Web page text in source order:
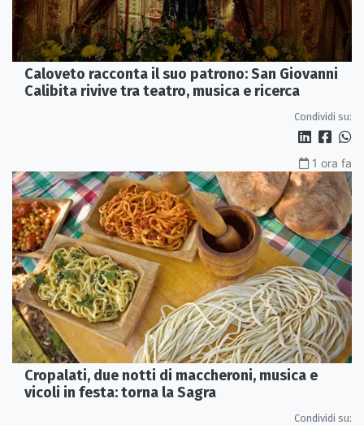
Caloveto racconta il suo patrono: San Giovanni
Calibita rivive tra teatro, musica e ricerca
Condividi su:
1 ora fa
Cropalati, due notti di maccheroni, musica e
vicoli in festa: torna la Sagra
Condividi su: